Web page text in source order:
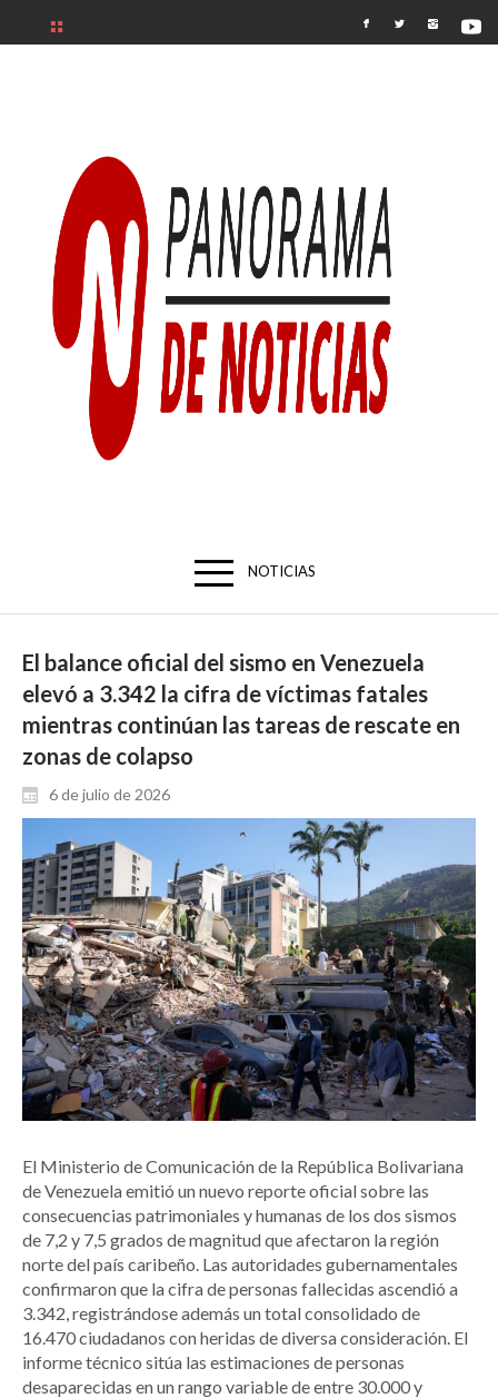
NOTICIAS
El balance oficial del sismo en Venezuela
elevó a 3.342 la cifra de víctimas fatales
mientras continúan las tareas de rescate en
zonas de colapso
6 de julio de 2026
El Ministerio de Comunicación de la República Bolivariana
de Venezuela emitió un nuevo reporte oficial sobre las
consecuencias patrimoniales y humanas de los dos sismos
de 7,2 y 7,5 grados de magnitud que afectaron la región
norte del país caribeño. Las autoridades gubernamentales
confirmaron que la cifra de personas fallecidas ascendió a
3.342, registrándose además un total consolidado de
16.470 ciudadanos con heridas de diversa consideración. El
informe técnico sitúa las estimaciones de personas
desaparecidas en un rango variable de entre 30.000 y